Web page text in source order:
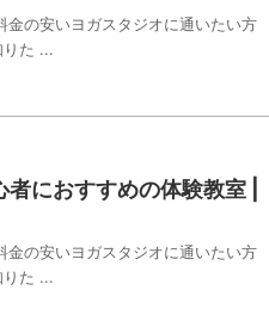
金の安いヨガスタジオに通いたい方
りた ...
におすすめの体験教室 |
金の安いヨガスタジオに通いたい方
りた ...